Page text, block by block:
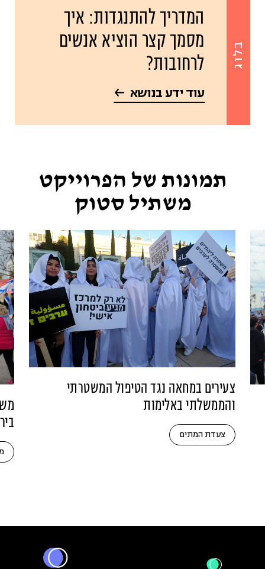
בלוג
המדריך להתנגדות: איך
מסמך קצר הוציא אנשים
לרחובות?
עוד ידע בנושא
תמונות של הפרוייקט
משתיל סטוק
צעירים במחאה נגד הטיפול המשטרתי
והממשלתי באלימות
צעדת המתים